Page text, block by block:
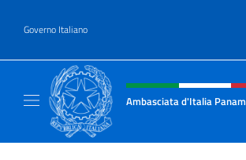
Governo Italiano
Intestazione sito,
Ambasciata d'Italia